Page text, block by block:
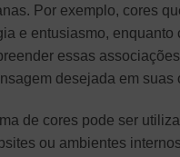
Por exemplo, cores
e entusiasmo,
essas
desejada em suas
de cores pode ser
ou ambientes